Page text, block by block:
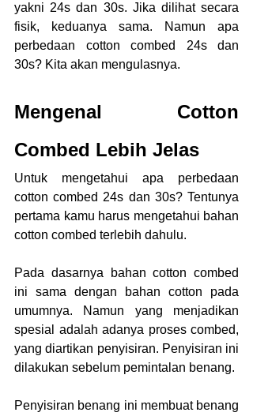
yakni 24s dan 30s. Jika dilihat secara
fisik, keduanya sama. Namun apa
perbedaan cotton combed 24s dan
30s? Kita akan mengulasnya.
Mengenal Cotton
Combed Lebih Jelas
Untuk mengetahui apa perbedaan
cotton combed 24s dan 30s? Tentunya
pertama kamu harus mengetahui bahan
cotton combed terlebih dahulu.
Pada dasarnya bahan cotton combed
ini sama dengan bahan cotton pada
umumnya. Namun yang menjadikan
spesial adalah adanya proses combed,
yang diartikan penyisiran. Penyisiran ini
dilakukan sebelum pemintalan benang.
Penyisiran benang ini membuat benang